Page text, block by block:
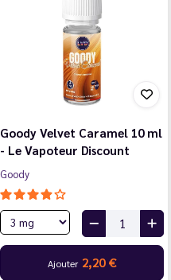
Goody Velvet Caramel 10 ml
- Le Vapoteur Discount
Goody
Ajouter 2,20 €